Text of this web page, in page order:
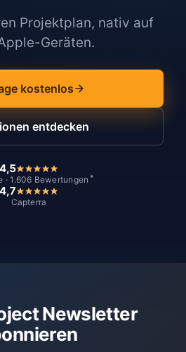
Projektplan, nativ auf
Geräten.
kostenlos
entdecken
4,5
· 1.606 Bewertungen *
4,7
Capterra
Newsletter